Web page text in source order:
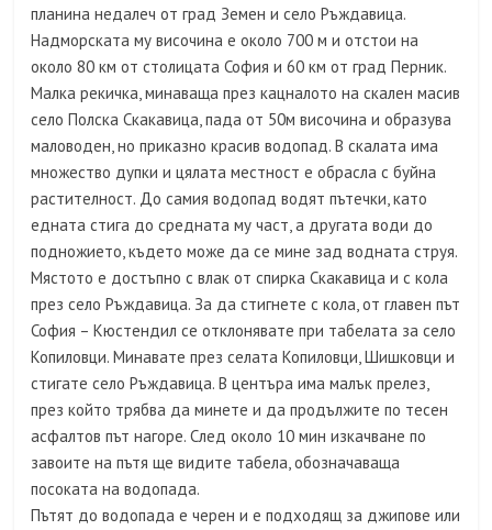
планина недалеч от град Земен и село Ръждавица.
Надморската му височина е около 700 м и отстои на
около 80 км от столицата София и 60 км от град Перник.
Малка рекичка, минаваща през кацналото на скален масив
село Полска Скакавица, пада от 50м височина и образува
маловоден, но приказно красив водопад. В скалата има
множество дупки и цялата местност е обрасла с буйна
растителност. До самия водопад водят пътечки, като
едната стига до средната му част, а другата води до
подножието, където може да се мине зад водната струя.
Мястото е достъпно с влак от спирка Скакавица и с кола
през село Ръждавица. За да стигнете с кола, от главен път
София – Кюстендил се отклонявате при табелата за село
Копиловци. Минавате през селата Копиловци, Шишковци и
стигате село Ръждавица. В центъра има малък прелез,
през който трябва да минете и да продължите по тесен
асфалтов път нагоре. След около 10 мин изкачване по
завоите на пътя ще видите табела, обозначаваща
посоката на водопада.
Пътят до водопада е черен и е подходящ за джипове или